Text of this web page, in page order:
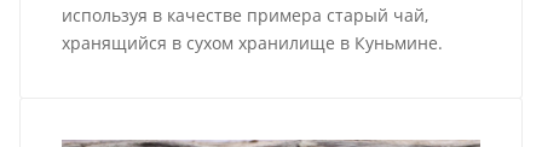
используя в качестве примера старый чай,
хранящийся в сухом хранилище в Куньмине.